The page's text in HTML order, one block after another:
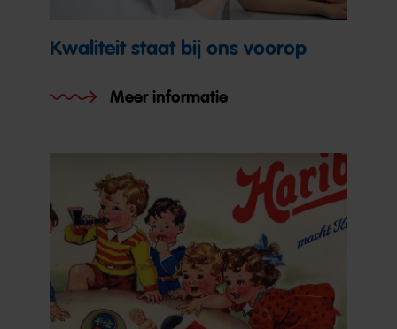
Kwaliteit staat bij ons voorop
Meer informatie